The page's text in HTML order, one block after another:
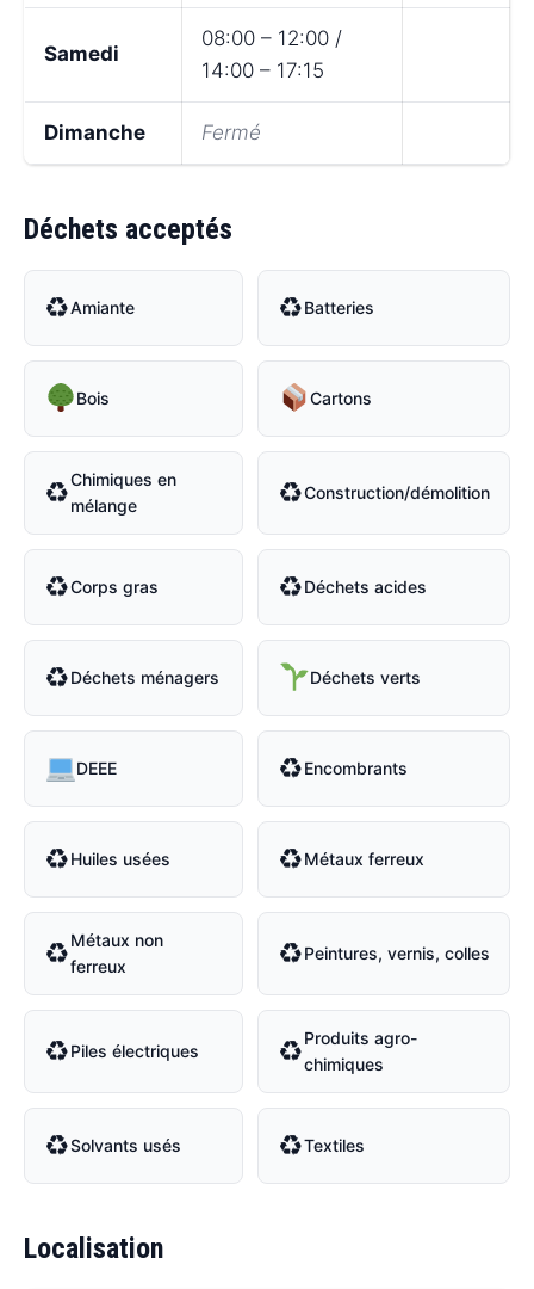
Samedi
08:00 – 12:00 /
14:00 – 17:15
Dimanche Fermé
Déchets acceptés
♻Amiante ♻Batteries
Bois Cartons
♻Chimiques en
mélange
♻Construction/démolition
♻Corps gras ♻Déchets acides
♻Déchets ménagers Déchets verts
DEEE ♻Encombrants
♻Huiles usées ♻Métaux ferreux
♻Métaux non
ferreux
♻Peintures, vernis, colles
♻Piles électriques ♻Produits agro-
chimiques
♻Solvants usés ♻Textiles
Localisation